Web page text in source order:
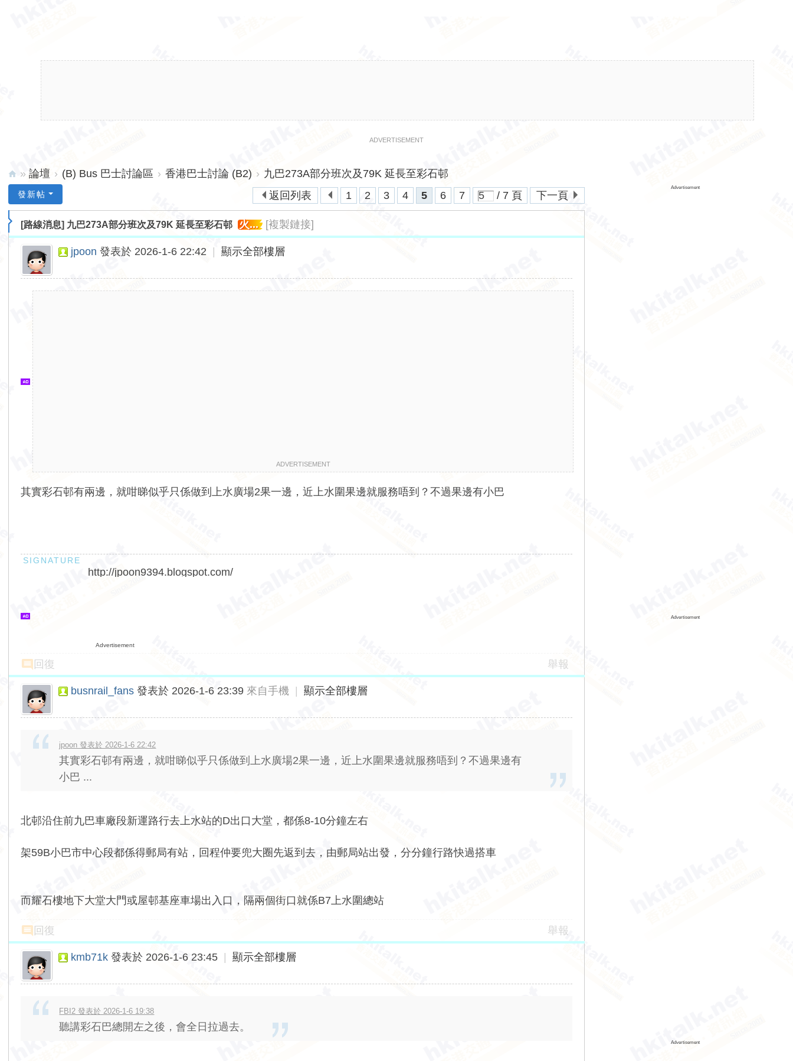
ADVERTISEMENT
lk.
» 論壇 › (B) Bus 巴士討論區 › 香港巴士討論 (B2) › 九巴273A部分班次及79K 延長至彩石邨
1
2 3 4 5 6 7 / 7 頁 下一頁
返回列表
發新帖
[路線消息] 九巴273A部分班次及79K 延長至彩石邨 火... [複製鏈接]
jpoon 發表於 2026-1-6 22:42 顯示全部樓層
ADVERTISEMENT
其實彩石邨有兩邊，就咁睇似乎只係做到上水廣場2果一邊，近上水圍果邊就服務唔到？不過果邊有小巴
http://jpoon9394.blogspot.com/
Advertisement
回復 舉報
busnrail_fans 發表於 2026-1-6 23:39 來自手機 顯示全部樓層
jpoon 發表於 2026-1-6 22:42
其實彩石邨有兩邊，就咁睇似乎只係做到上水廣場2果一邊，近上水圍果邊就服務唔到？不過果邊有
小巴 ...
北邨沿住前九巴車廠段新運路行去上水站的D出口大堂，都係8-10分鐘左右
架59B小巴市中心段都係得郵局有站，回程仲要兜大圈先返到去，由郵局站出發，分分鐘行路快過搭車
而耀石樓地下大堂大門或屋邨基座車場出入口，隔兩個街口就係B7上水圍總站
回復 舉報
kmb71k 發表於 2026-1-6 23:45 顯示全部樓層
FBI2 發表於 2026-1-6 19:38
聽講彩石巴總開左之後，會全日拉過去。
Advertisement
Advertisement
Advertisement